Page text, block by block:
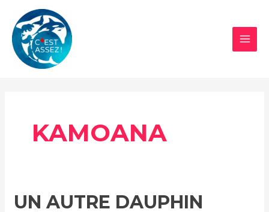
contenu
KAMOANA
UN AUTRE DAUPHIN